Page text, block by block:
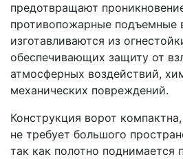
предотвращают
противопожарные подъемные
изготавливаются из
обеспечивающих защиту от
атмосферных воздействий,
механических повреждений.
Конструкция ворот
не требует большого
так как полотно поднимается